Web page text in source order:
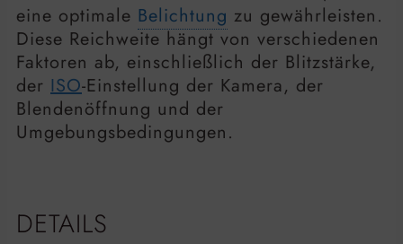
eine optimale Belichtung zu gewährleisten.
Diese Reichweite hängt von verschiedenen
Faktoren ab, einschließlich der Blitzstärke,
der ISO-Einstellung der Kamera, der
Blendenöffnung und der
Umgebungsbedingungen.
DETAILS